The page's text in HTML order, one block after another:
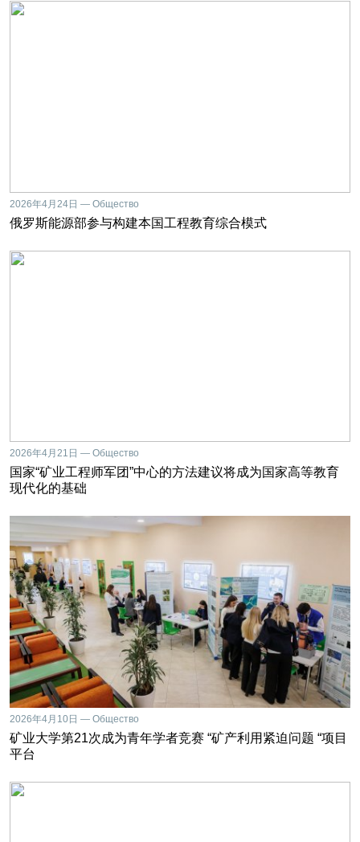
2026年4月24日 — Общество
俄罗斯能源部参与构建本国工程教育综合模式
2026年4月21日 — Общество
国家“矿业工程师军团”中心的方法建议将成为国家高等教育
现代化的基础
2026年4月10日 — Общество
矿业大学第21次成为青年学者竞赛 “矿产利用紧迫问题 “项目
平台